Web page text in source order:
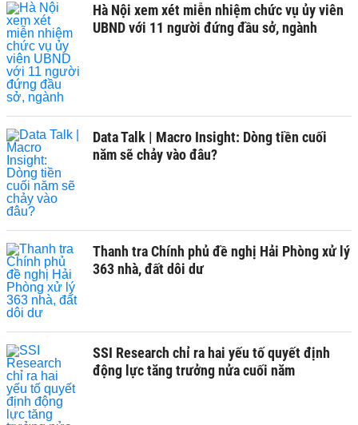
Hà Nội xem xét miễn nhiệm chức vụ ủy viên
UBND với 11 người đứng đầu sở, ngành
Data Talk | Macro Insight: Dòng tiền cuối
năm sẽ chảy vào đâu?
Thanh tra Chính phủ đề nghị Hải Phòng xử lý
363 nhà, đất dôi dư
SSI Research chỉ ra hai yếu tố quyết định
động lực tăng trưởng nửa cuối năm